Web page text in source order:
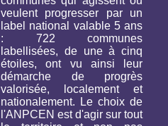
veulent progresser par un
label national valable 5 ans
: 722 communes
labellisées, de une à cinq
étoiles, ont vu ainsi leur
démarche de progrès
valorisée, localement et
nationalement. Le choix de
l'ANPCEN est d'agir sur tout